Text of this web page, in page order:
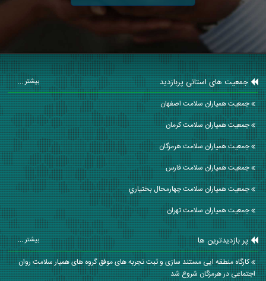
جمعیت های استانی پربازدید بیشتر ...
جمعیت همیاران سلامت اصفهان
جمعیت همیاران سلامت كرمان
جمعیت همیاران سلامت هرمزگان
جمعیت همیاران سلامت فارس
جمعیت همیاران سلامت چهارمحال بختياري
جمعیت همیاران سلامت تهران
پر بازدیدترین ها بیشتر ...
کارگاه منطقه ایی مستند سازی و ثبت تجربه های موفق گروه های همیار سلامت روان
اجتماعی در هرمزگان شروع شد